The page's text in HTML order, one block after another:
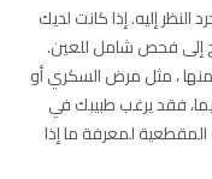
إليه. إذا كانت لديك
إلى فحص شامل للعين.
، مثل مرض السكري أو
فقد يرغب طبيبك في
لمعرفة ما إذا